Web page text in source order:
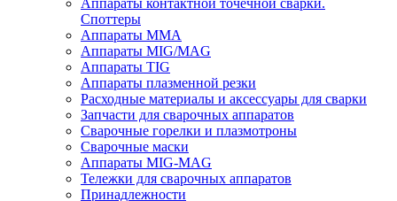
Аппараты контактной точечной сварки.
Споттеры
Аппараты MMA
Аппараты MIG/MAG
Аппараты TIG
Аппараты плазменной резки
Расходные материалы и аксессуары для сварки
Запчасти для сварочных аппаратов
Сварочные горелки и плазмотроны
Сварочные маски
Аппараты MIG-MAG
Тележки для сварочных аппаратов
Принадлежности